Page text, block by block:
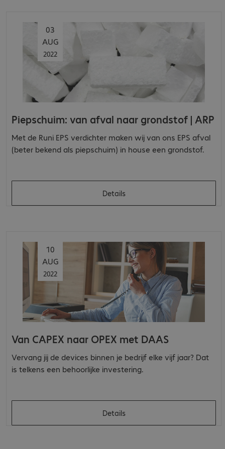
03
AUG
2022
Piepschuim: van afval naar grondstof | ARP
Met de Runi EPS verdichter maken wij van ons EPS afval
(beter bekend als piepschuim) in house een grondstof.
Details
10
AUG
2022
Van CAPEX naar OPEX met DAAS
Vervang jij de devices binnen je bedrijf elke vijf jaar? Dat
is telkens een behoorlijke investering.
Details